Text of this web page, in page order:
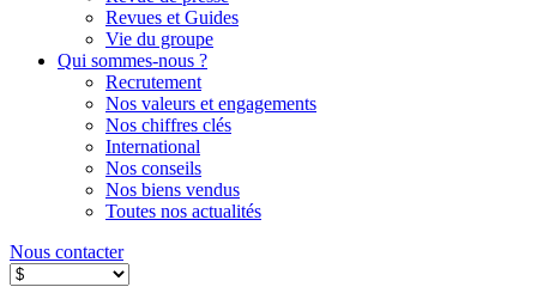
Revues et Guides
Vie du groupe
Qui sommes-nous ?
Recrutement
Nos valeurs et engagements
Nos chiffres clés
International
Nos conseils
Nos biens vendus
Toutes nos actualités
Nous contacter